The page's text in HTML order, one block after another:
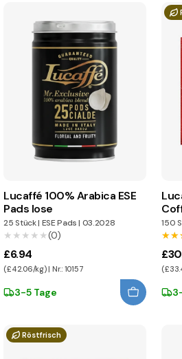
Lucaffé 100% Arabica ESE
Pads lose
25 Stück| ESE Pads| 03.2028
★★★★★
★★★★★(0)
£6.94
(£42.06/kg) | Nr.: 10157
3-5 Tage
150
Röstfrisch